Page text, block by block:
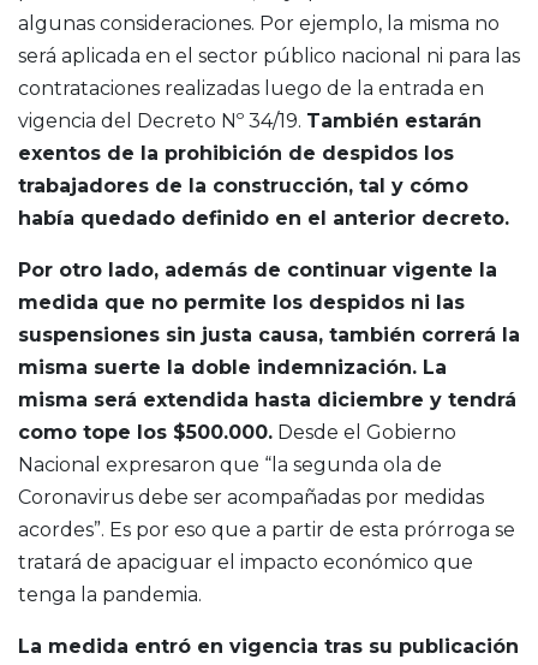
algunas consideraciones. Por ejemplo, la misma no
será aplicada en el sector público nacional ni para las
contrataciones realizadas luego de la entrada en
vigencia del Decreto Nº 34/19. También estarán
exentos de la prohibición de despidos los
trabajadores de la construcción, tal y cómo
había quedado definido en el anterior decreto.
Por otro lado, además de continuar vigente la
medida que no permite los despidos ni las
suspensiones sin justa causa, también correrá la
misma suerte la doble indemnización. La
misma será extendida hasta diciembre y tendrá
como tope los $500.000. Desde el Gobierno
Nacional expresaron que “la segunda ola de
Coronavirus debe ser acompañadas por medidas
acordes”. Es por eso que a partir de esta prórroga se
tratará de apaciguar el impacto económico que
tenga la pandemia.
La medida entró en vigencia tras su publicación